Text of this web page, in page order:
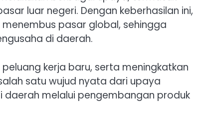
luar negeri. Dengan keberhasilan ini,
pasar global, sehingga
di daerah.
kerja baru, serta meningkatkan
satu wujud nyata dari upaya
melalui pengembangan produk